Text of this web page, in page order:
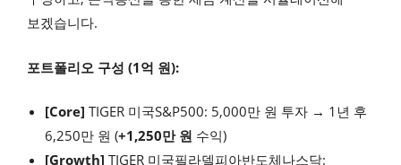
보겠습니다.
포트폴리오 구성 (1억 원):
[Core] TIGER 미국S&P500: 5,000만 원 투자 → 1년 후
6,250만 원 (+1,250만 원 수익)
[Growth] TIGER 미국필라델피아반도체나스닥: